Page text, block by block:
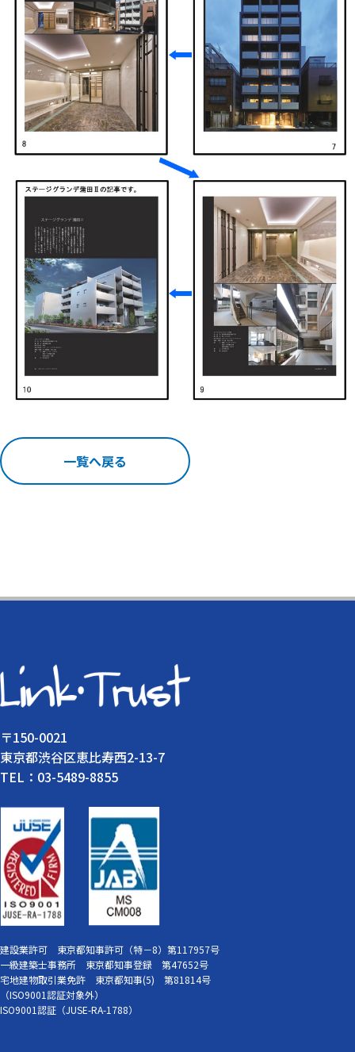
一覧へ戻る
〒150-0021
東京都渋谷区恵比寿西2-13-7
TEL：03-5489-8855
建設業許可 東京都知事許可（特－8）第117957号
一級建築士事務所 東京都知事登録 第47652号
宅地建物取引業免許 東京都知事(5) 第81814号
（ISO9001認証対象外）
ISO9001認証（JUSE-RA-1788）